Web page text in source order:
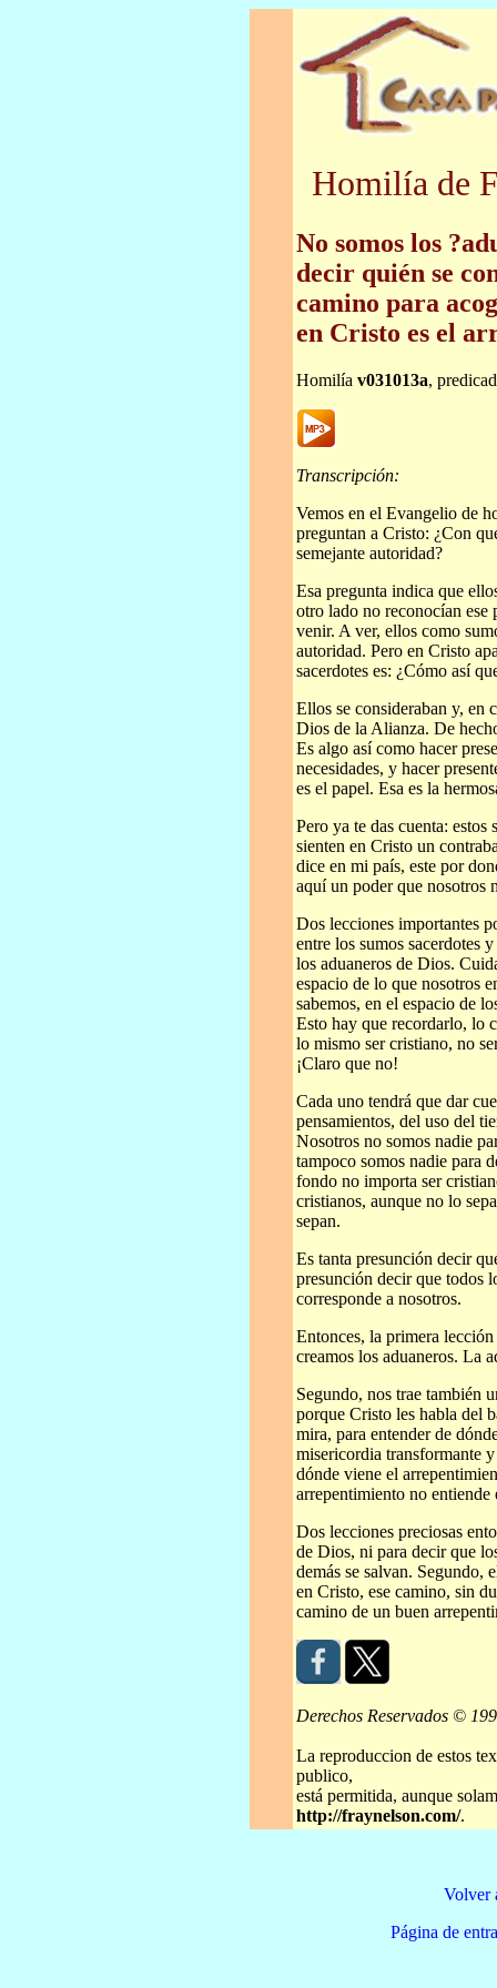
Homilía de
No somos los
decir quién se
camino para
en Cristo es el
Homilía v031013a,
Transcripción:
Vemos en el Evangelio de
preguntan a Cristo: ¿Con
semejante autoridad?
Esa pregunta indica que
otro lado no reconocían ese
venir. A ver, ellos como
autoridad. Pero en Cristo
sacerdotes es: ¿Cómo así
Ellos se consideraban y, en
Dios de la Alianza. De
Es algo así como hacer
necesidades, y hacer
es el papel. Esa es la
Pero ya te das cuenta: estos
sienten en Cristo un
dice en mi país, este por
aquí un poder que nosotros
Dos lecciones importantes
entre los sumos sacerdotes
los aduaneros de Dios.
espacio de lo que nosotros
sabemos, en el espacio de
Esto hay que recordarlo, lo
lo mismo ser cristiano, no
¡Claro que no!
Cada uno tendrá que dar
pensamientos, del uso del
Nosotros no somos nadie
tampoco somos nadie para
fondo no importa ser
cristianos, aunque no lo
sepan.
Es tanta presunción decir
presunción decir que todos
corresponde a nosotros.
Entonces, la primera
creamos los aduaneros. La
Segundo, nos trae también
porque Cristo les habla del
mira, para entender de
misericordia transformante
dónde viene el
arrepentimiento no
Dos lecciones preciosas
de Dios, ni para decir que
demás se salvan. Segundo,
en Cristo, ese camino, sin
camino de un buen
Derechos Reservados ©
La reproduccion de estos
publico,
está permitida, aunque
http://fraynelson.com/.
Volver
Página de